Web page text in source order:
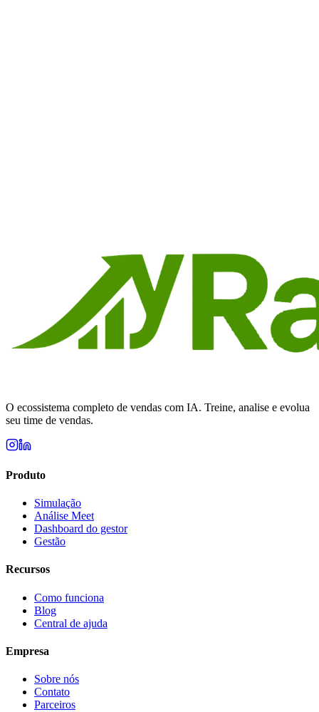
O ecossistema completo de vendas com IA. Treine, analise e evolua
seu time de vendas.
Produto
Simulação
Análise Meet
Dashboard do gestor
Gestão
Recursos
Como funciona
Blog
Central de ajuda
Empresa
Sobre nós
Contato
Parceiros